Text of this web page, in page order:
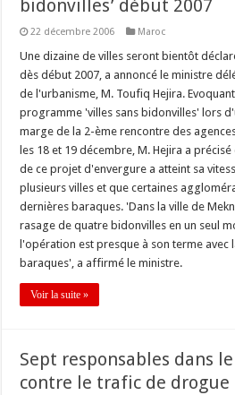
bidonvilles’ début 2007
22 décembre 2006 Maroc
Une dizaine de villes seront bientôt
dès début 2007, a annoncé le ministre
de l'urbanisme, M. Toufiq Hejira.
programme 'villes sans bidonvilles' lors
marge de la 2-ème rencontre des
les 18 et 19 décembre, M. Hejira a
de ce projet d'envergure a atteint sa
plusieurs villes et que certaines
dernières baraques. 'Dans la ville de
rasage de quatre bidonvilles en un seul
l'opération est presque à son terme
baraques', a affirmé le ministre.
Voir la suite »
Sept responsables dans
contre le trafic de drogue